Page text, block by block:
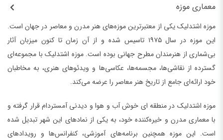
معماری موزه
موزه اشتدلیک یکی از معتبرترین موزه‌های هنر مدرن و معاصر در جهان است.
این موزه در سال ۱۹۷۵ تاسیس شده و از آن زمان تا کنون میزبان آثار
بی‌شماری از هنرمندان مطرح جهانی بوده است. موزه اشتدلیک با مجموعه‌ای
گسترده از نقاشی‌ها، مجسمه‌ها، عکاسی‌ها و ویدئوهای هنری، به مخاطبان
خود ارائه‌ای جامع از تاریخ هنر معاصر را عرضه می‌کند.
موزه اشتدلیک در منطقه ای خوش آب و هوا و دیدنی آمستردام قرار گرفته و
با معماری مدرن و خیره‌کننده خود، به یکی از نمادهای این شهر تبدیل شده
است. این موزه همچنین برنامه‌های آموزشی، کنفرانس‌ها و رویدادهای